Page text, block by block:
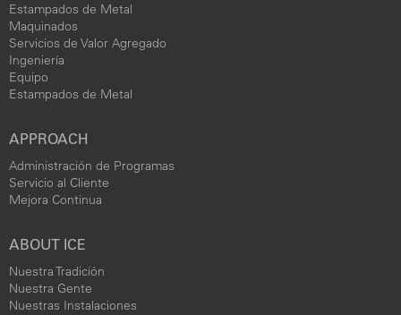
Estampados de Metal
Maquinados
Servicios de Valor Agregado
Ingeniería
Equipo
Estampados de Metal
APPROACH
Administración de Programas
Servicio al Cliente
Mejora Continua
ABOUT ICE
Nuestra Tradición
Nuestra Gente
Nuestras Instalaciones